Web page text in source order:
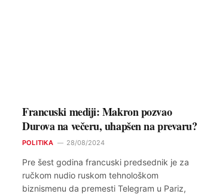
Francuski mediji: Makron pozvao
Durova na večeru, uhapšen na prevaru?
POLITIKA 28/08/2024
Pre šest godina francuski predsednik je za
ručkom nudio ruskom tehnološkom
biznismenu da premesti Telegram u Pariz,